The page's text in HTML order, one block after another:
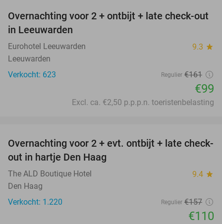
39%
Overnachting voor 2 + ontbijt + late check-out
in Leeuwarden
Eurohotel Leeuwarden 9.3 star
Leeuwarden
Verkocht: 623
Regulier €161
€99
Excl. ca. €2,50 p.p.p.n. toeristenbelasting
30%
Overnachting voor 2 + evt. ontbijt + late check-
out in hartje Den Haag
The ALD Boutique Hotel 9.4 star
Den Haag
Verkocht: 1.220
Regulier €157
€110